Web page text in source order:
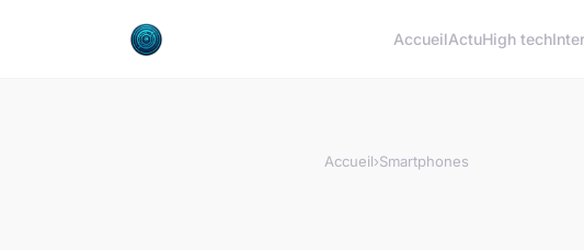
AccueilActuHigh tech
Accueil›Smartphones